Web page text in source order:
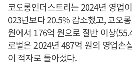
코오롱인더스트리는 2024년 영업
023년보다 20.5% 감소했고, 코오
원에서 176억 원으로 절반 이상
로벌은 2024년 487억 원의 영업손
이 적자로 돌아섰다.